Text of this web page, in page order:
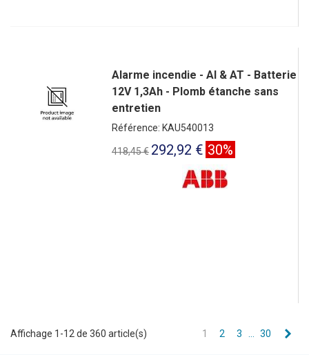
Alarme incendie - AI & AT - Batterie
12V 1,3Ah - Plomb étanche sans
entretien
Référence: KAU540013
418,45 € 292,92 € 30%
Affichage 1-12 de 360 article(s) 1 2 3 30